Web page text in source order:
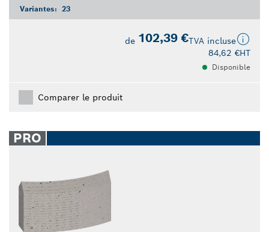
Variantes: 23
de 102,39 €TVA incluse
84,62 €HT
Disponible
Comparer le produit
PRO